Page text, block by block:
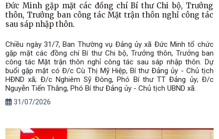
Đức Minh gặp mặt các đồng chí Bí thư Chi bộ, Trưởng
thôn, Trưởng ban công tác Mặt trận thôn nghỉ công tác
sau sáp nhập thôn.
Chiều ngày 31/7, Ban Thường vụ Đảng ủy xã Đức Minh tổ chức
gặp mặt các đồng chí Bí thư Chi bộ, Trưởng thôn, Trưởng ban
công tác Mặt trận thôn nghỉ công tác sau sáp nhập thôn. Dự
buổi gặp mặt có Đ/c Cù Thị Mỹ Hiệp, Bí thư Đảng ủy - Chủ tịch
HĐND xã; Đ/c Nghiêm Sỹ Đông, Phó Bí thư TT Đảng ủy; Đ/c
Nguyễn Tiến Thắng, Phó Bí thư Đảng ủy - Chủ tịch UBND xã.
31/07/2026